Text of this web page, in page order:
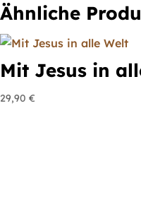
Ähnliche
Mit Jesus in
29,90 €